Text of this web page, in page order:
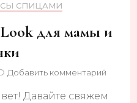
СПИЦАМИ
для мамы и
Добавить комментарий
Давайте свяжем